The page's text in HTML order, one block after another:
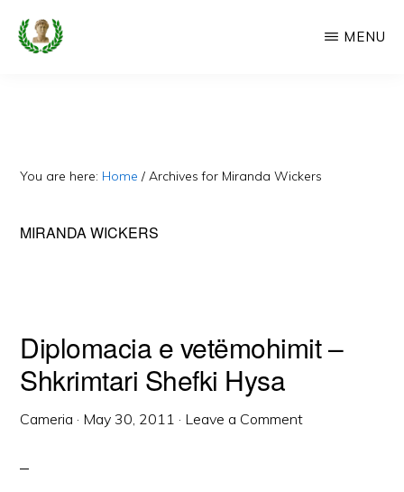
Skip
Faqe
Dedikuar
MENU
You are here: Home / Archives for Miranda Wickers
MIRANDA WICKERS
Diplomacia e vetëmohimit –
Shkrimtari Shefki Hysa
Cameria · May 30, 2011 · Leave a Comment